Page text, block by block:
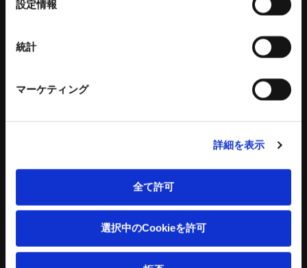
設定情報
統計
マーケティング
詳細を表示
全て許可
選択中のCookieを許可
ワークグリッパ
カタログダウンロード
生産終了品のご案内
環境設備
リサイクルプラントシステム
バッチ式産業用混練機シリーズ
連続式混合機
建設機械
タワークレーン - ビルマンシリーズ
建設機械 関連記事